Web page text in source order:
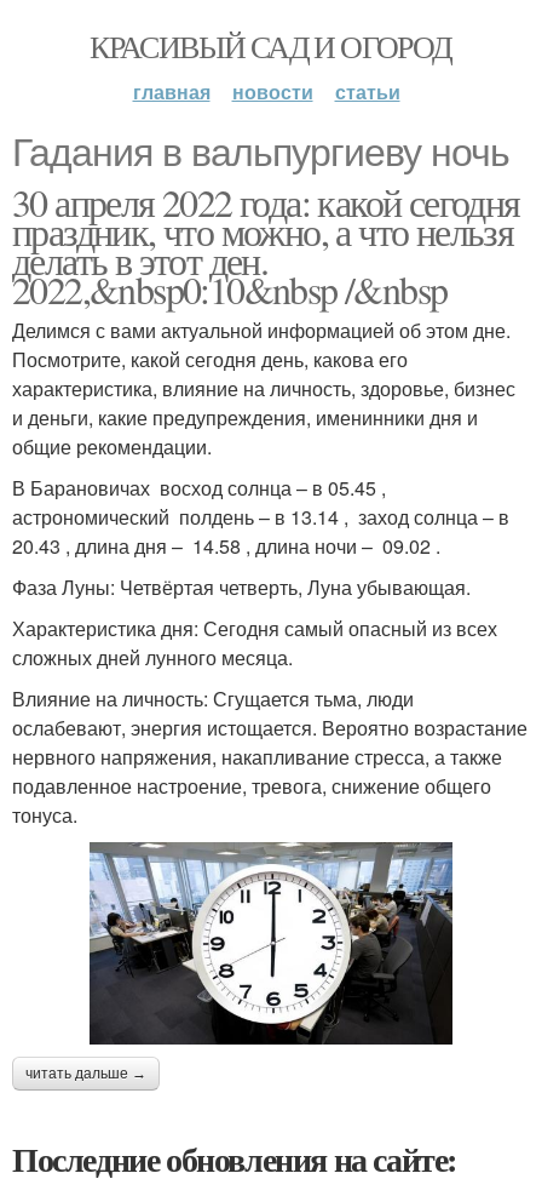
КРАСИВЫЙ САД И ОГОРОД
главная новости статьи
Гадания в вальпургиеву ночь
30 апреля 2022 года: какой сегодня
праздник, что можно, а что нельзя
делать в этот ден.
2022,&nbsp0:10&nbsp /&nbsp
Делимся с вами актуальной информацией об этом дне.
Посмотрите, какой сегодня день, какова его
характеристика, влияние на личность, здоровье, бизнес
и деньги, какие предупреждения, именинники дня и
общие рекомендации.
В Барановичах восход солнца – в 05.45 ,
астрономический полдень – в 13.14 , заход солнца – в
20.43 , длина дня – 14.58 , длина ночи – 09.02 .
Фаза Луны: Четвёртая четверть, Луна убывающая.
Характеристика дня: Сегодня самый опасный из всех
сложных дней лунного месяца.
Влияние на личность: Сгущается тьма, люди
ослабевают, энергия истощается. Вероятно возрастание
нервного напряжения, накапливание стресса, а также
подавленное настроение, тревога, снижение общего
тонуса.
читать дальше →
Последние обновления на сайте: